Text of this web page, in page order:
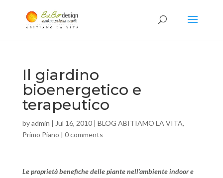
Il giardino
bioenergetico e
terapeutico
byadmin | Jul 16, 2010| BLOG ABITIAMO LA VITA,
Primo Piano | 0 comments
Le proprietà benefiche delle piante nell’ambiente indoor e